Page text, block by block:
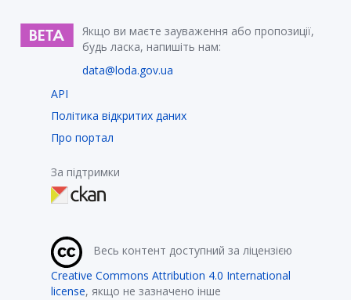
Якщо ви маєте зауваження або пропозиції,
будь ласка, напишіть нам:
data@loda.gov.ua
API
Політика відкритих даних
Про портал
За підтримки
Весь контент доступний за ліцензією
Creative Commons Attribution 4.0 International
license, якщо не зазначено інше